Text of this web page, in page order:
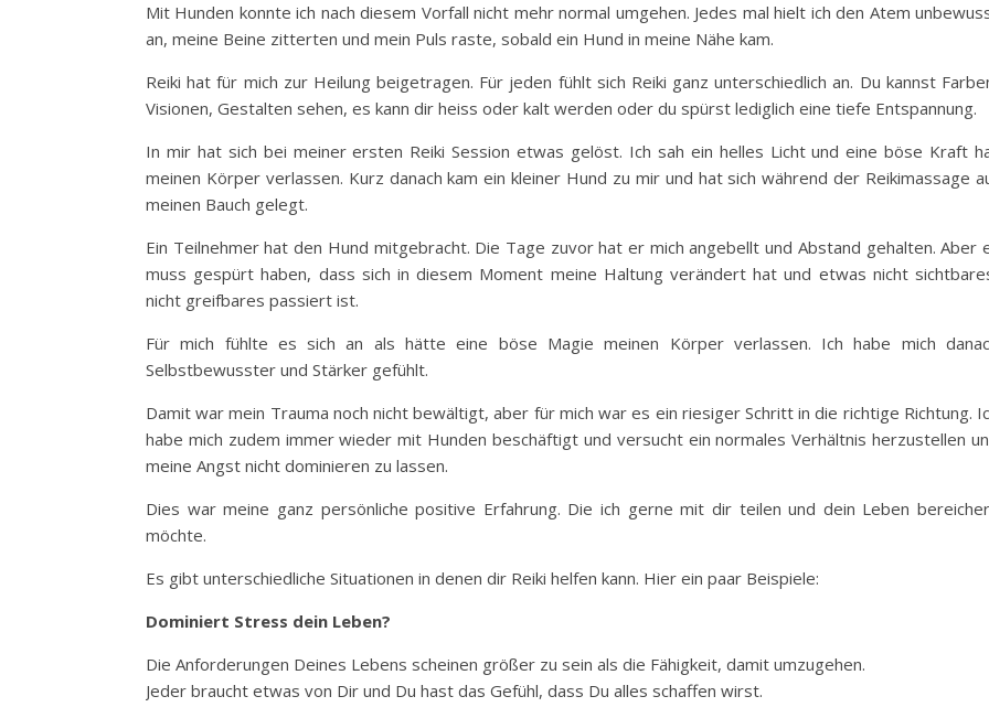
Mit Hunden konnte ich nach diesem Vorfall nicht mehr normal umgehen. Jedes mal hielt ich den Atem
an, meine Beine zitterten und mein Puls raste, sobald ein Hund in meine Nähe kam.
Reiki hat für mich zur Heilung beigetragen. Für jeden fühlt sich Reiki ganz unterschiedlich an. Du kannst
Visionen, Gestalten sehen, es kann dir heiss oder kalt werden oder du spürst lediglich eine tiefe Entspannung.
In mir hat sich bei meiner ersten Reiki Session etwas gelöst. Ich sah ein helles Licht und eine böse Kraft
meinen Körper verlassen. Kurz danach kam ein kleiner Hund zu mir und hat sich während der Reikimassage
meinen Bauch gelegt.
Ein Teilnehmer hat den Hund mitgebracht. Die Tage zuvor hat er mich angebellt und Abstand gehalten. Aber
muss gespürt haben, dass sich in diesem Moment meine Haltung verändert hat und etwas nicht
nicht greifbares passiert ist.
Für mich fühlte es sich an als hätte eine böse Magie meinen Körper verlassen. Ich habe mich
Selbstbewusster und Stärker gefühlt.
Damit war mein Trauma noch nicht bewältigt, aber für mich war es ein riesiger Schritt in die richtige Richtung.
habe mich zudem immer wieder mit Hunden beschäftigt und versucht ein normales Verhältnis herzustellen
meine Angst nicht dominieren zu lassen.
Dies war meine ganz persönliche positive Erfahrung. Die ich gerne mit dir teilen und dein Leben
möchte.
Es gibt unterschiedliche Situationen in denen dir Reiki helfen kann. Hier ein paar Beispiele:
Dominiert Stress dein Leben?
Die Anforderungen Deines Lebens scheinen größer zu sein als die Fähigkeit, damit umzugehen.
Jeder braucht etwas von Dir und Du hast das Gefühl, dass Du alles schaffen wirst.